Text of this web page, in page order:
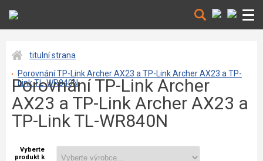
titulní strana
Porovnání TP-Link Archer AX23 a TP-Link Archer AX23 a TP-
Link TL-WR840N
Porovnání TP-Link Archer
AX23 a TP-Link Archer AX23 a
TP-Link TL-WR840N
Vyberte
produkt k